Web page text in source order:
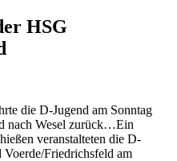
HSG
die D-Jugend am Sonntag
nach Wesel zurück…Ein
veranstalteten die D-
Voerde/Friedrichsfeld am